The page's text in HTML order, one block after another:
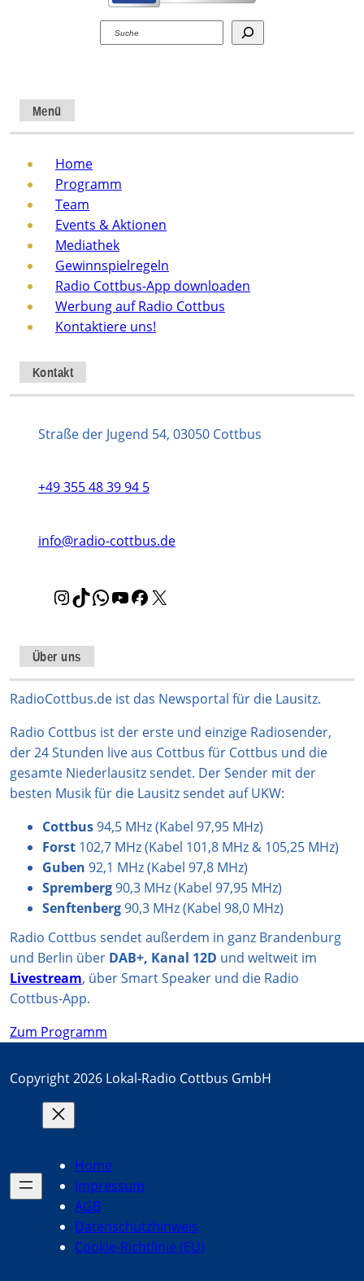
Suchen
Menü
Home
Programm
Team
Events & Aktionen
Mediathek
Gewinnspielregeln
Radio Cottbus-App downloaden
Werbung auf Radio Cottbus
Kontaktiere uns!
Kontakt
Straße der Jugend 54, 03050 Cottbus
+49 355 48 39 94 5
info@radio-cottbus.de
I
t
a
g
a
m
T
o
k
W
s
A
p
Y
u
b
F
b
o
k
Über uns
RadioCottbus.de ist das Newsportal für die Lausitz.
Radio Cottbus ist der erste und einzige Radiosender,
der 24 Stunden live aus Cottbus für Cottbus und die
gesamte Niederlausitz sendet. Der Sender mit der
besten Musik für die Lausitz sendet auf UKW:
Cottbus94,5 MHz (Kabel 97,95 MHz)
Forst 102,7 MHz (Kabel 101,8 MHz & 105,25 MHz)
Guben 92,1 MHz (Kabel 97,8 MHz)
Spremberg90,3 MHz (Kabel 97,95 MHz)
Senftenberg90,3 MHz (Kabel 98,0 MHz)
Radio Cottbus sendet außerdem in ganz Brandenburg
und Berlin über DAB+, Kanal 12D und weltweit im
Livestream, über Smart Speaker und die Radio
Cottbus-App.
Zum Programm
Copyright 2026 Lokal-Radio Cottbus GmbH
Home
Impressum
AGB
Datenschutzhinweis
Cookie-Richtlinie (EU)